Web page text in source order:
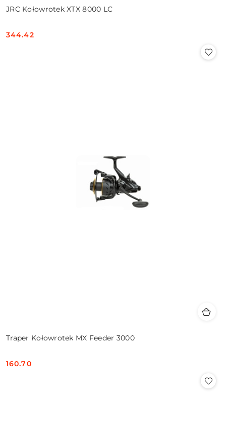
JRC Kołowrotek XTX 8000 LC
Cena:
344.42
Traper Kołowrotek MX Feeder 3000
Cena:
160.70